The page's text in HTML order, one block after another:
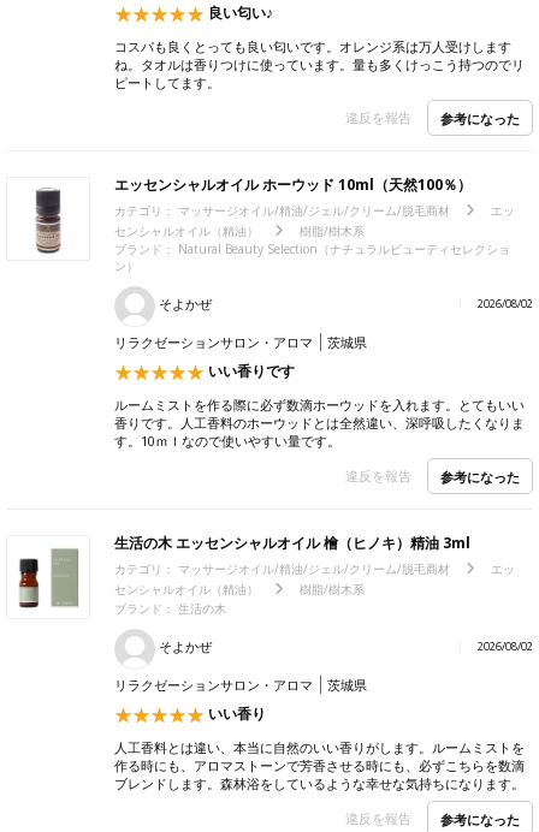
良い匂い♪
コスパも良くとっても良い匂いです。オレンジ系は万人受けします
ね。タオルは香りつけに使っています。量も多くけっこう持つのでリ
ピートしてます。
違反を報告
参考になった
エッセンシャルオイル ホーウッド 10ml（天然100％）
カテゴリ： マッサージオイル/精油/ジェル/クリーム/脱毛商材
エッ
センシャルオイル（精油）
樹脂/樹木系
ブランド： Natural Beauty Selection（ナチュラルビューティセレクショ
ン）
そよかぜ 2026/08/02
リラクゼーションサロン・アロマ 茨城県
いい香りです
ルームミストを作る際に必ず数滴ホーウッドを入れます。とてもいい
香りです。人工香料のホーウッドとは全然違い、深呼吸したくなりま
す。10ｍｌなので使いやすい量です。
違反を報告
参考になった
生活の木 エッセンシャルオイル 檜（ヒノキ）精油 3ml
カテゴリ： マッサージオイル/精油/ジェル/クリーム/脱毛商材
エッ
センシャルオイル（精油）
樹脂/樹木系
ブランド： 生活の木
そよかぜ 2026/08/02
リラクゼーションサロン・アロマ 茨城県
いい香り
人工香料とは違い、本当に自然のいい香りがします。ルームミストを
作る時にも、アロマストーンで芳香させる時にも、必ずこちらを数滴
ブレンドします。森林浴をしているような幸せな気持ちになります。
違反を報告
参考になった